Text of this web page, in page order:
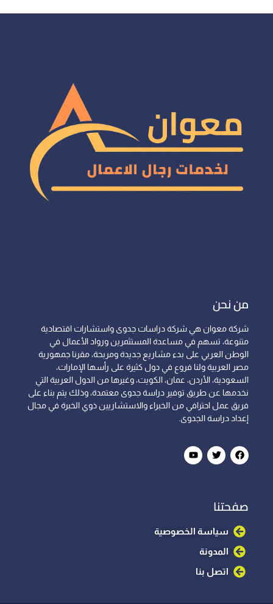
من نحن
شركة معوان هي شركة دراسات جدوى واستشارات اقتصادية
متنوعة، تسهم في مساعدة المستثمرين ورواد الأعمال في
الوطن العربي على بدء مشاريع جديدة ومربحة، مقرنا جمهورية
مصر العربية ولنا فروع في دول كثيرة على رأسها الإمارات،
السعودية، الأردن، عمان، الكويت، وغيرها من الدول العربية التي
نخدمها عن طريق توفير دراسة جدوى معتمدة، وذلك يتم بناء على
فريق عمل احترافي من الخبراء والاستشاريين ذوي الخبرة في مجال
إعداد دراسة الجدوى.
صفحتنا
سياسة الخصوصية
المدونة
اتصل بنا